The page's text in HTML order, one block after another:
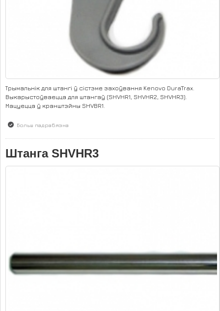
Трымальнік для штангі ў сістэме захоўвання Kenovo DuraTrax.
Выкарыстоўваецца для штангаў (SHVHR1, SHVHR2, SHVHR3).
Мацуецца ў кранштэйны SHVBR1.
Больш падрабязна
Штанга SHVHR3